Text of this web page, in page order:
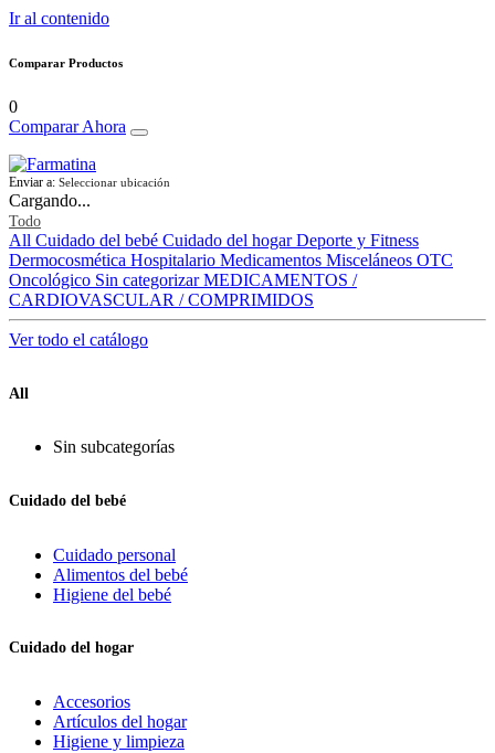
Ir al contenido
Comparar Productos
0
Comparar Ahora
Enviar a: Seleccionar ubicación
Cargando...
Todo
All Cuidado del bebé Cuidado del hogar Deporte y Fitness
Dermocosmética Hospitalario Medicamentos Misceláneos OTC
Oncológico Sin categorizar MEDICAMENTOS /
CARDIOVASCULAR / COMPRIMIDOS
Ver todo el catálogo
All
Sin subcategorías
Cuidado del bebé
Cuidado personal
Alimentos del bebé
Higiene del bebé
Cuidado del hogar
Accesorios
Artículos del hogar
Higiene y limpieza